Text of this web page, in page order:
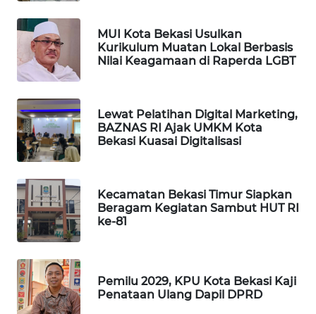
MUI Kota Bekasi Usulkan
Kurikulum Muatan Lokal Berbasis
Nilai Keagamaan di Raperda LGBT
Lewat Pelatihan Digital Marketing,
BAZNAS RI Ajak UMKM Kota
Bekasi Kuasai Digitalisasi
Kecamatan Bekasi Timur Siapkan
Beragam Kegiatan Sambut HUT RI
ke-81
Pemilu 2029, KPU Kota Bekasi Kaji
Penataan Ulang Dapil DPRD
FORJASIDA
TAMBANG
NEWS
SITUNGIR
NEWS
SIDIKALANG
SIBARAGAS
NEWS
METRO
SIANTAR
NEWS